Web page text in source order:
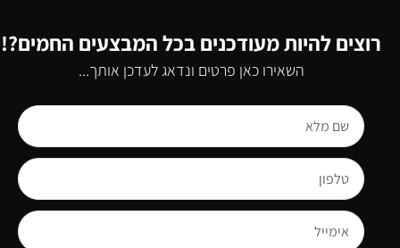
רוצים להיות מעודכנים בכל המבצעים החמים?!
השאירו כאן פרטים ונדאג לעדכן אותך...